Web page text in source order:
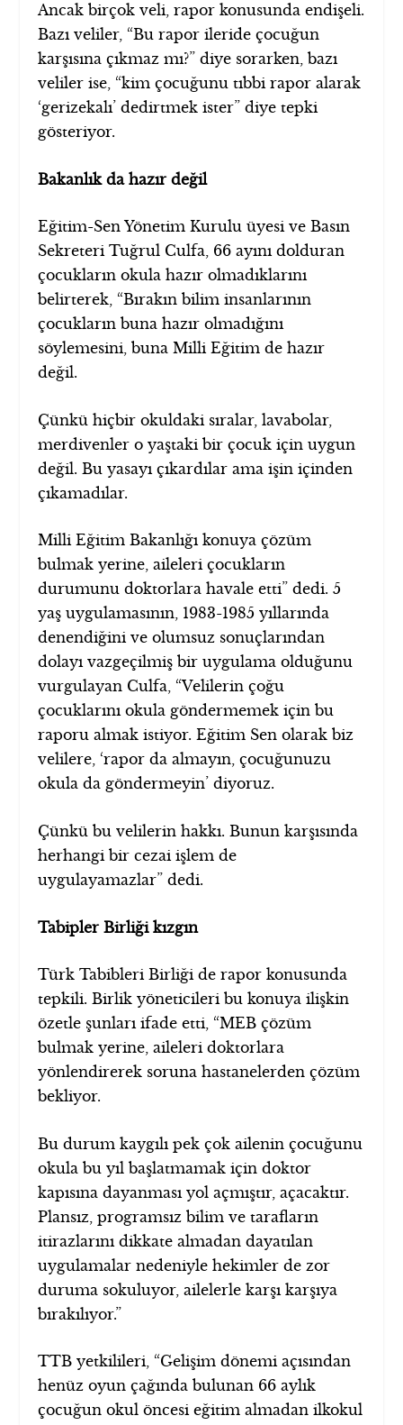
Ancak birçok veli, rapor konusunda endişeli.
Bazı veliler, “Bu rapor ileride çocuğun
karşısına çıkmaz mı?” diye sorarken, bazı
veliler ise, “kim çocuğunu tıbbi rapor alarak
‘gerizekalı’ dedirtmek ister” diye tepki
gösteriyor.
Bakanlık da hazır değil
Eğitim-Sen Yönetim Kurulu üyesi ve Basın
Sekreteri Tuğrul Culfa, 66 ayını dolduran
çocukların okula hazır olmadıklarını
belirterek, “Bırakın bilim insanlarının
çocukların buna hazır olmadığını
söylemesini, buna Milli Eğitim de hazır
değil.
Çünkü hiçbir okuldaki sıralar, lavabolar,
merdivenler o yaştaki bir çocuk için uygun
değil. Bu yasayı çıkardılar ama işin içinden
çıkamadılar.
Milli Eğitim Bakanlığı konuya çözüm
bulmak yerine, aileleri çocukların
durumunu doktorlara havale etti” dedi. 5
yaş uygulamasının, 1983-1985 yıllarında
denendiğini ve olumsuz sonuçlarından
dolayı vazgeçilmiş bir uygulama olduğunu
vurgulayan Culfa, “Velilerin çoğu
çocuklarını okula göndermemek için bu
raporu almak istiyor. Eğitim Sen olarak biz
velilere, ‘rapor da almayın, çocuğunuzu
okula da göndermeyin’ diyoruz.
Çünkü bu velilerin hakkı. Bunun karşısında
herhangi bir cezai işlem de
uygulayamazlar” dedi.
Tabipler Birliği kızgın
Türk Tabibleri Birliği de rapor konusunda
tepkili. Birlik yöneticileri bu konuya ilişkin
özetle şunları ifade etti, “MEB çözüm
bulmak yerine, aileleri doktorlara
yönlendirerek soruna hastanelerden çözüm
bekliyor.
Bu durum kaygılı pek çok ailenin çocuğunu
okula bu yıl başlatmamak için doktor
kapısına dayanması yol açmıştır, açacaktır.
Plansız, programsız bilim ve tarafların
itirazlarını dikkate almadan dayatılan
uygulamalar nedeniyle hekimler de zor
duruma sokuluyor, ailelerle karşı karşıya
bırakılıyor.”
TTB yetkilileri, “Gelişim dönemi açısından
henüz oyun çağında bulunan 66 aylık
çocuğun okul öncesi eğitim almadan ilkokul